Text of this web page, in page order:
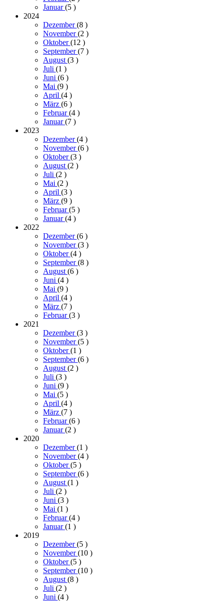
Januar(5 )
2024
Dezember(8 )
November(2 )
Oktober(12 )
September(7 )
August(3 )
Juli (1 )
Juni (6 )
Mai (9 )
April (4 )
März (6 )
Februar(4 )
Januar(7 )
2023
Dezember(4 )
November(6 )
Oktober(3 )
August(2 )
Juli (2 )
Mai (2 )
April (3 )
März (9 )
Februar(5 )
Januar(4 )
2022
Dezember(6 )
November(3 )
Oktober(4 )
September(8 )
August(6 )
Juni (4 )
Mai (9 )
April (4 )
März (7 )
Februar(3 )
2021
Dezember(3 )
November(5 )
Oktober(1 )
September(6 )
August(2 )
Juli (3 )
Juni (9 )
Mai (5 )
April (4 )
März (7 )
Februar(6 )
Januar(2 )
2020
Dezember(1 )
November(4 )
Oktober(5 )
September(6 )
August(1 )
Juli (2 )
Juni (3 )
Mai (1 )
Februar(4 )
Januar(1 )
2019
Dezember(5 )
November(10 )
Oktober(5 )
September(10 )
August(8 )
Juli (2 )
Juni (4 )